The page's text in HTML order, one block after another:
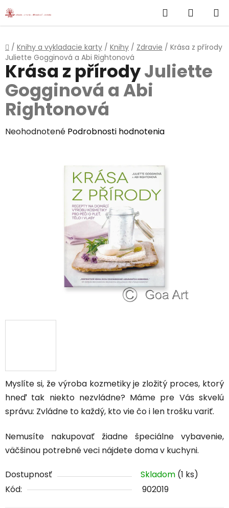
Prejsť
na
Hľadať
KOŠÍK
Domov
/ Knihy a vykladacie karty / Knihy / Zdravie / Krása z přírody
Juliette Gogginová a Abi Rightonová
Myslíte si, že výroba kozmetiky je zložitý proces, ktorý
hneď tak niekto nezvládne? Máme pre Vás skvelú
správu: Zvládne to každý, kto vie čo i len trošku variť.
Nemusíte nakupovať žiadne špeciálne vybavenie,
väčšinou potrebné veci nájdete doma v kuchyni.
Dostupnosť Skladom (1 ks)
Kód:
902019
Krása z přírodyJuliette
Gogginová a Abi
Rightonová
Priemerné
Neohodnotené Podrobnosti hodnotenia